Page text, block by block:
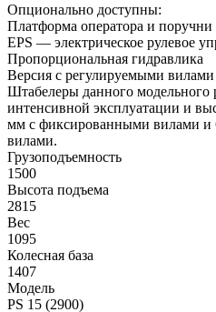
Опционально доступны:
Платформа оператора и поручни
EPS — электрическое рулевое
Пропорциональная гидравлика
Версия с регулируемыми вилами
Штабелеры данного модельного
интенсивной эксплуатации и
мм с фиксированными вилами и
вилами.
Грузоподъемность
1500
Высота подъема
2815
Вес
1095
Колесная база
1407
Модель
PS 15 (2900)